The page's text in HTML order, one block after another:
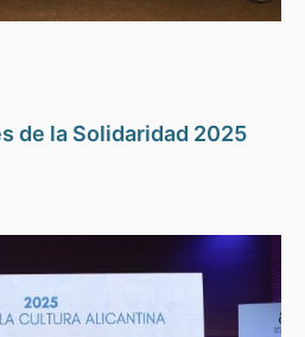
de la Solidaridad 2025